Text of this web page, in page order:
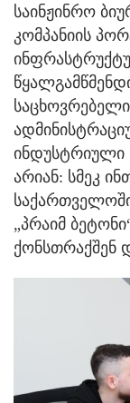
საინჟინრო
კომპანიის
ინდუსტრიული
არიან: სმეკ
„პრაიმ
ქონსთრაქშენ